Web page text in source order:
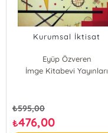
Kurumsal İktisat
Eyüp Özveren
İmge Kitabevi Yayınları
₺595,00
₺476,00